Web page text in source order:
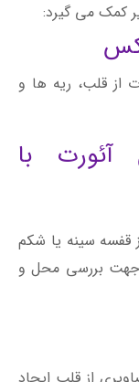
کمک می گیرد:
از قلب، ریه ها و
با
سینه یا شکم
جهت بررسی محل و